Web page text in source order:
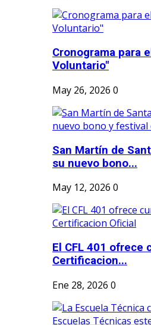
Cronograma para
Voluntario"
May 26, 2026 0
San Martín de
su nuevo bono...
May 12, 2026 0
El CFL 401 ofrece
Certificacion...
Ene 28, 2026 0